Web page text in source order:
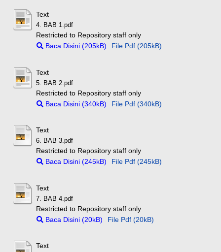
Text
4. BAB 1.pdf
Restricted to Repository staff only
Baca Disini (205kB)
File Pdf (205kB)
Text
5. BAB 2.pdf
Restricted to Repository staff only
Baca Disini (340kB)
File Pdf (340kB)
Text
6. BAB 3.pdf
Restricted to Repository staff only
Baca Disini (245kB)
File Pdf (245kB)
Text
7. BAB 4.pdf
Restricted to Repository staff only
Baca Disini (20kB)
File Pdf (20kB)
Text